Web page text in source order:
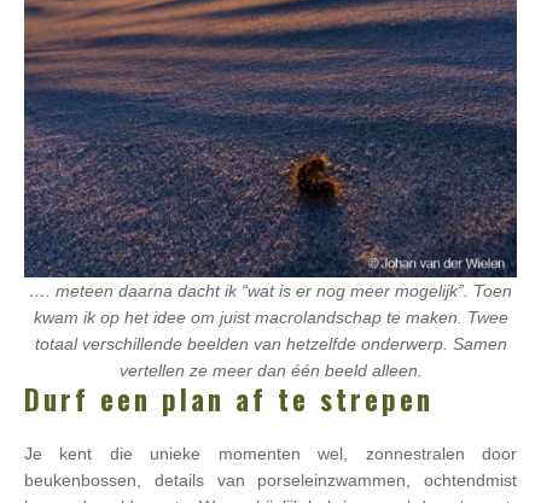
…. meteen daarna dacht ik “wat is er nog meer mogelijk”. Toen
kwam ik op het idee om juist macrolandschap te maken. Twee
totaal verschillende beelden van hetzelfde onderwerp. Samen
vertellen ze meer dan één beeld alleen.
Durf een plan af te strepen
Je kent die unieke momenten wel, zonnestralen door
beukenbossen, details van porseleinzwammen, ochtendmist